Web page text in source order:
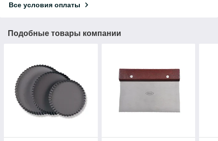
Все условия оплаты
Подобные товары компании